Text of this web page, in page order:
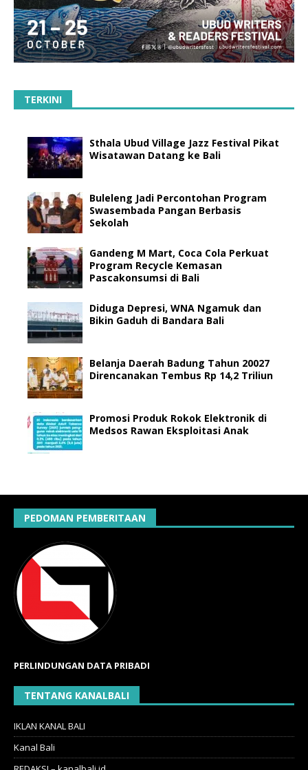
TERKINI
Sthala Ubud Village Jazz Festival Pikat
Wisatawan Datang ke Bali
Buleleng Jadi Percontohan Program
Swasembada Pangan Berbasis
Sekolah
Gandeng M Mart, Coca Cola Perkuat
Program Recycle Kemasan
Pascakonsumsi di Bali
Diduga Depresi, WNA Ngamuk dan
Bikin Gaduh di Bandara Bali
Belanja Daerah Badung Tahun 20027
Direncanakan Tembus Rp 14,2 Triliun
Promosi Produk Rokok Elektronik di
Medsos Rawan Eksploitasi Anak
PEDOMAN PEMBERITAAN
PERLINDUNGAN DATA PRIBADI
TENTANG KANALBALI
IKLAN KANAL BALI
Kanal Bali